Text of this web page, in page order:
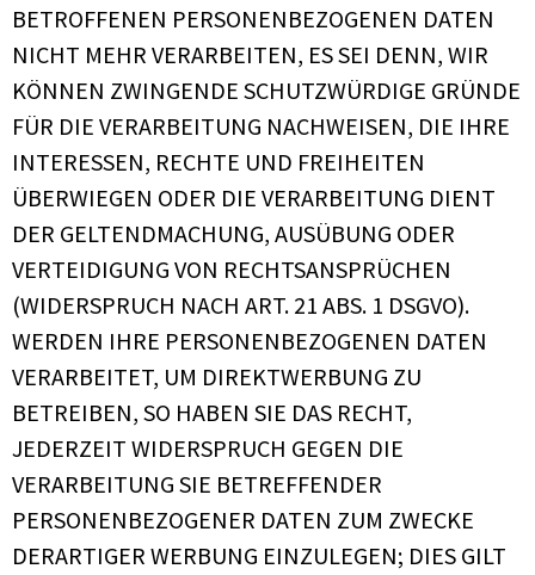
BETROFFENEN PERSONENBEZOGENEN DATEN
NICHT MEHR VERARBEITEN, ES SEI DENN, WIR
KÖNNEN ZWINGENDE SCHUTZWÜRDIGE GRÜNDE
FÜR DIE VERARBEITUNG NACHWEISEN, DIE IHRE
INTERESSEN, RECHTE UND FREIHEITEN
ÜBERWIEGEN ODER DIE VERARBEITUNG DIENT
DER GELTENDMACHUNG, AUSÜBUNG ODER
VERTEIDIGUNG VON RECHTSANSPRÜCHEN
(WIDERSPRUCH NACH ART. 21 ABS. 1 DSGVO).
WERDEN IHRE PERSONENBEZOGENEN DATEN
VERARBEITET, UM DIREKTWERBUNG ZU
BETREIBEN, SO HABEN SIE DAS RECHT,
JEDERZEIT WIDERSPRUCH GEGEN DIE
VERARBEITUNG SIE BETREFFENDER
PERSONENBEZOGENER DATEN ZUM ZWECKE
DERARTIGER WERBUNG EINZULEGEN; DIES GILT